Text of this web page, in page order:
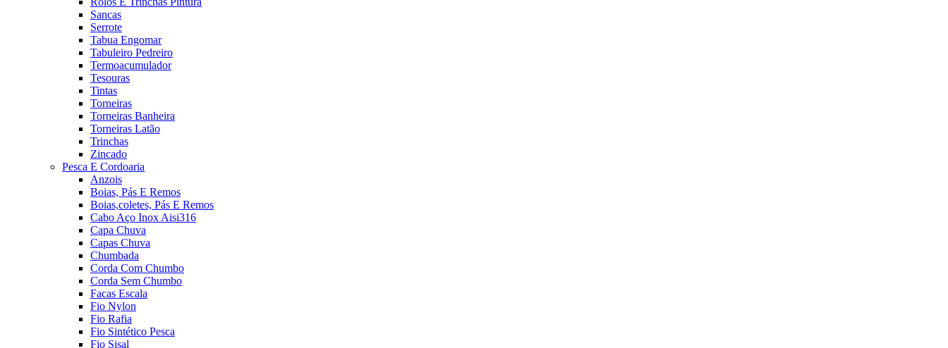
Sancas
Serrote
Tabua Engomar
Tabuleiro Pedreiro
Termoacumulador
Tesouras
Tintas
Torneiras
Torneiras Banheira
Torneiras Latão
Trinchas
Zincado
Pesca E Cordoaria
Anzois
Boias, Pás E Remos
Boias,coletes, Pás E Remos
Cabo Aço Inox Aisi316
Capa Chuva
Capas Chuva
Chumbada
Corda Com Chumbo
Corda Sem Chumbo
Facas Escala
Fio Nylon
Fio Rafia
Fio Sintético Pesca
Fio Sisal